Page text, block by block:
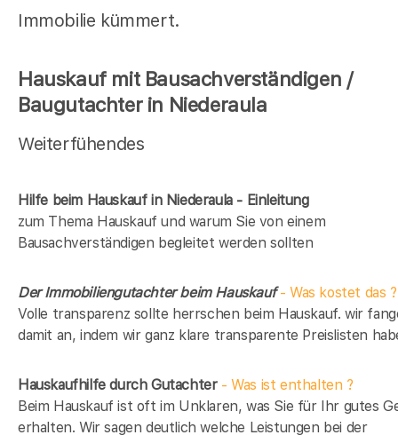
Immobilie kümmert.
Hauskauf mit Bausachverständigen /
Baugutachter in Niederaula
Weiterfühendes
Hilfe beim Hauskauf in Niederaula - Einleitung
zum Thema Hauskauf und warum Sie von einem
Bausachverständigen begleitet werden sollten
Der Immobiliengutachter beim Hauskauf- Was kostet das ?
Volle transparenz sollte herrschen beim Hauskauf. wir
damit an, indem wir ganz klare transparente Preislisten
Hauskaufhilfe durch Gutachter- Was ist enthalten ?
Beim Hauskauf ist oft im Unklaren, was Sie für Ihr gutes
erhalten. Wir sagen deutlich welche Leistungen bei der